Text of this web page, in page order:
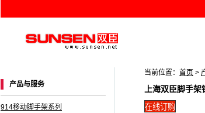
产品与服务
914移动脚手架系列
当前位置： 首页 >
上海双臣脚手